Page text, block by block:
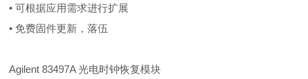
• 可根据应用需求进行扩展
• 免费固件更新，落伍
Agilent 83497A 光电时钟恢复模块